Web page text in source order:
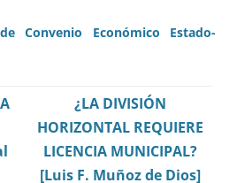
Convenio Económico Estado-
¿LA DIVISIÓN
HORIZONTAL REQUIERE
LICENCIA MUNICIPAL?
[Luis F. Muñoz de Dios]